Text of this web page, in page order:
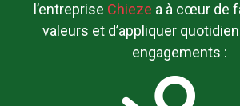
l’entreprise Chieze a à cœur de
valeurs et d’appliquer
engagements :